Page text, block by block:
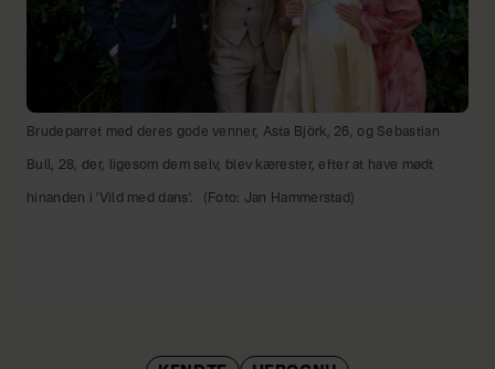
Brudeparret med deres gode venner, Asta Björk, 26, og Sebastian
Bull, 28, der, ligesom dem selv, blev kærester, efter at have mødt
hinanden i 'Vild med dans'. (Foto: Jan Hammerstad)